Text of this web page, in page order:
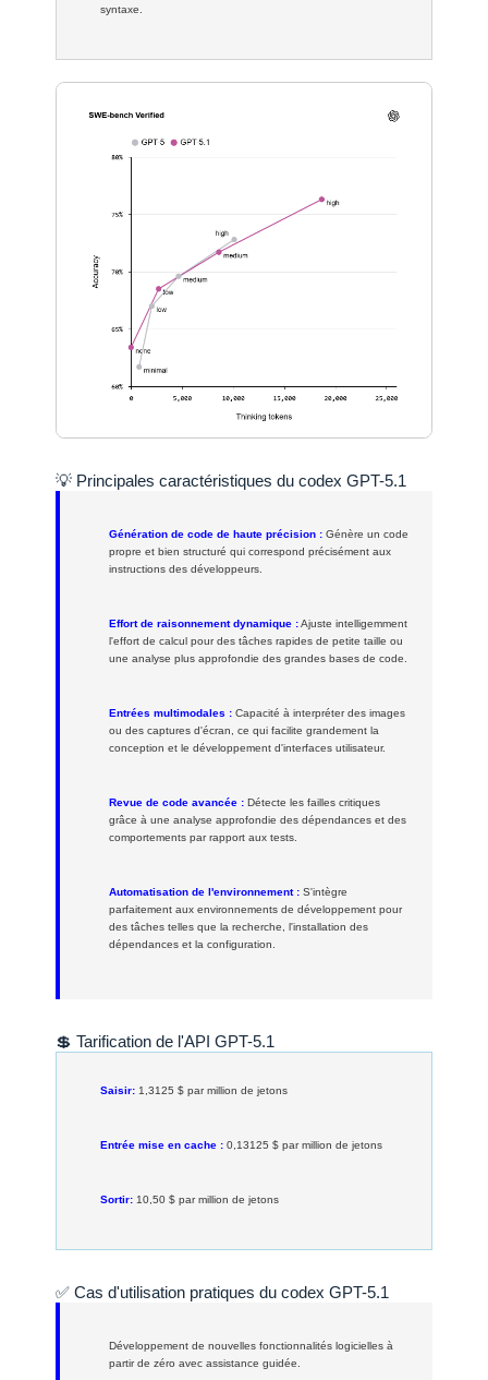
syntaxe.
💡 Principales caractéristiques du codex GPT-5.1
Génération de code de haute précision : Génère un code
propre et bien structuré qui correspond précisément aux
instructions des développeurs.
Effort de raisonnement dynamique :Ajuste intelligemment
l'effort de calcul pour des tâches rapides de petite taille ou
une analyse plus approfondie des grandes bases de code.
Entrées multimodales : Capacité à interpréter des images
ou des captures d'écran, ce qui facilite grandement la
conception et le développement d'interfaces utilisateur.
Revue de code avancée : Détecte les failles critiques
grâce à une analyse approfondie des dépendances et des
comportements par rapport aux tests.
Automatisation de l'environnement : S'intègre
parfaitement aux environnements de développement pour
des tâches telles que la recherche, l'installation des
dépendances et la configuration.
💲 Tarification de l'API GPT-5.1
Saisir: 1,3125 $ par million de jetons
Entrée mise en cache : 0,13125 $ par million de jetons
Sortir: 10,50 $ par million de jetons
✅ Cas d'utilisation pratiques du codex GPT-5.1
Développement de nouvelles fonctionnalités logicielles à
partir de zéro avec assistance guidée.